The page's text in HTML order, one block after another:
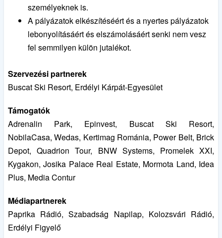
személyeknek is.
A pályázatok elkészítéséért és a nyertes pályázatok
lebonyolításáért és elszámolásáért senki nem vesz
fel semmilyen külön jutalékot.
Szervezési partnerek
Buscat Ski Resort, Erdélyi Kárpát-Egyesület
Támogatók
Adrenalin Park, Epinvest, Buscat Ski Resort,
NobilaCasa, Wedas, Kertimag Románia, Power Belt, Brick
Depot, Quadrion Tour, BNW Systems, Promelek XXI,
Kygakon, Josika Palace Real Estate, Mormota Land, Idea
Plus, Media Contur
Médiapartnerek
Paprika Rádió, Szabadság Napilap, Kolozsvári Rádió,
Erdélyi Figyelő